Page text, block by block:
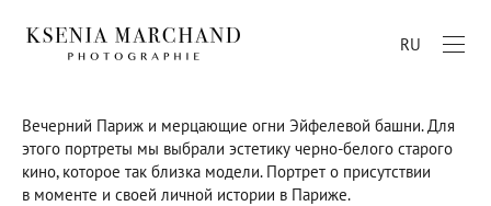
RU
Вечерний Париж и мерцающие огни Эйфелевой башни. Для
этого портреты мы выбрали эстетику черно-белого старого
кино, которое так близка модели. Портрет о присутствии
в моменте и своей личной истории в Париже.